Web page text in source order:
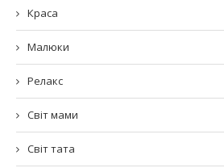
Краса
Малюки
Релакс
Світ мами
Світ тата